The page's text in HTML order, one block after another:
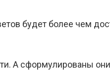
будет более чем
А сформулированы